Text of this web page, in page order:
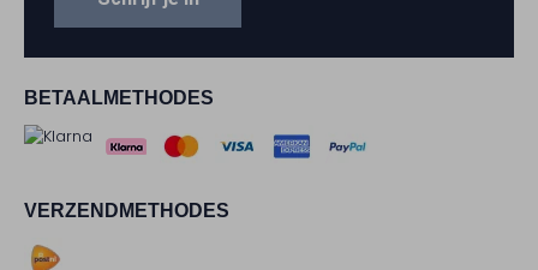
BETAALMETHODES
VERZENDMETHODES